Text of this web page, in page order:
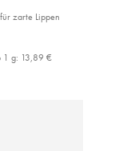
zarte Lippen
1 g: 13,89 €